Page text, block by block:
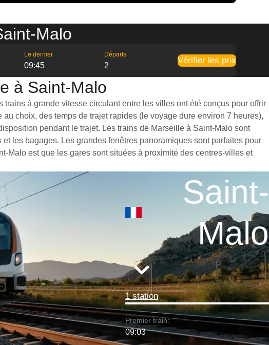
Malo
Le dernier
09:45
Départs
2
Vérifier les prix
à Saint-Malo
à grande vitesse circulant entre les villes ont été conçus pour offrir
choix, des temps de trajet rapides (le voyage dure environ 7 heures),
pendant le trajet. Les trains de Marseille à Saint-Malo sont
les bagages. Les grandes fenêtres panoramiques sont parfaites pour
Malo est que les gares sont situées à proximité des centres-villes et
Saint-
Malo
1 station
Premier train:
09:03